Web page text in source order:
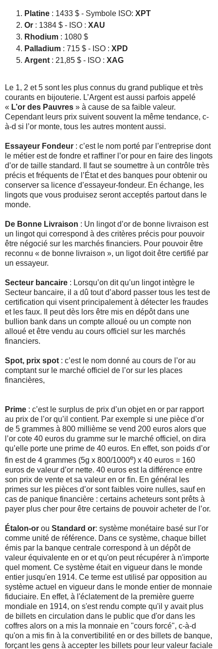
Platine : 1433 $ - Symbole ISO: XPT
Or : 1384 $ - ISO : XAU
Rhodium : 1080 $
Palladium : 715 $ - ISO : XPD
Argent : 21,85 $ - ISO : XAG
Le 1, 2 et 5 sont les plus connus du grand publique et très
courants en bijouterie. L’Argent est aussi parfois appelé
« L’or des Pauvres » à cause de sa faible valeur.
Cependant leurs prix suivent souvent la même tendance, c-
à-d si l’or monte, tous les autres montent aussi.
Essayeur Fondeur : c’est le nom porté par l’entreprise dont
le métier est de fondre et raffiner l’or pour en faire des lingots
d’or de taille standard. Il faut se soumettre à un contrôle très
précis et fréquents de l’État et des banques pour obtenir ou
conserver sa licence d’essayeur-fondeur. En échange, les
lingots que vous produisez seront acceptés partout dans le
monde.
De Bonne Livraison : Un lingot d’or de bonne livraison est
un lingot qui correspond à des critères précis pour pouvoir
être négocié sur les marchés financiers. Pour pouvoir être
reconnu « de bonne livraison », un ligot doit être certifié par
un essayeur.
Secteur bancaire : Lorsqu’on dit qu’un lingot intègre le
Secteur bancaire, il a dû tout d’abord passer tous les test de
certification qui visent principalement à détecter les fraudes
et les faux. Il peut dès lors être mis en dépôt dans une
bullion bank dans un compte alloué ou un compte non
alloué et être vendu au cours officiel sur les marchés
financiers.
Spot, prix spot : c’est le nom donné au cours de l’or au
comptant sur le marché officiel de l’or sur les places
financières,
Prime : c’est le surplus de prix d’un objet en or par rapport
au prix de l’or qu’il contient. Par exemple si une pièce d’or
de 5 grammes à 800 millième se vend 200 euros alors que
l’or cote 40 euros du gramme sur le marché officiel, on dira
qu’elle porte une prime de 40 euros. En effet, son poids d’or
fin est de 4 grammes (5g x 800/1000e) x 40 euros = 160
euros de valeur d’or nette. 40 euros est la différence entre
son prix de vente et sa valeur en or fin. En général les
primes sur les pièces d’or sont faibles voire nulles, sauf en
cas de panique financière : certains acheteurs sont prêts à
payer plus cher pour être certains de pouvoir acheter de l’or.
Étalon-or ou Standard or: système monétaire basé sur l'or
comme unité de référence. Dans ce système, chaque billet
émis par la banque centrale correspond à un dépôt de
valeur équivalente en or et qu'on peut récupérer à n'importe
quel moment. Ce système était en vigueur dans le monde
entier jusqu'en 1914. Ce terme est utilisé par opposition au
système actuel en vigueur dans le monde entier de monnaie
fiduciaire. En effet, à l'éclatement de la première guerre
mondiale en 1914, on s'est rendu compte qu'il y avait plus
de billets en circulation dans le public que d'or dans les
coffres alors on a mis la monnaie en "cours forcé", c-à-d
qu'on a mis fin à la convertibilité en or des billets de banque,
forçant les gens à accepter les billets pour leur valeur faciale